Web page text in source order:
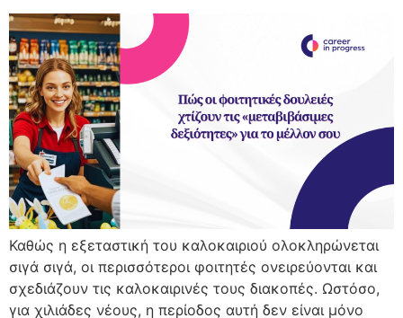
Καθώς η εξεταστική του καλοκαιριού ολοκληρώνεται
σιγά σιγά, οι περισσότεροι φοιτητές ονειρεύονται και
σχεδιάζουν τις καλοκαιρινές τους διακοπές. Ωστόσο,
για χιλιάδες νέους, η περίοδος αυτή δεν είναι μόνο